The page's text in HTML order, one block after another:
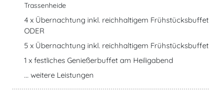
Trassenheide
4 x Übernachtung inkl. reichhaltigem Frühstücksbuffet
ODER
5 x Übernachtung inkl. reichhaltigem Frühstücksbuffet
1 x festliches Genießerbuffet am Heiligabend
... weitere Leistungen